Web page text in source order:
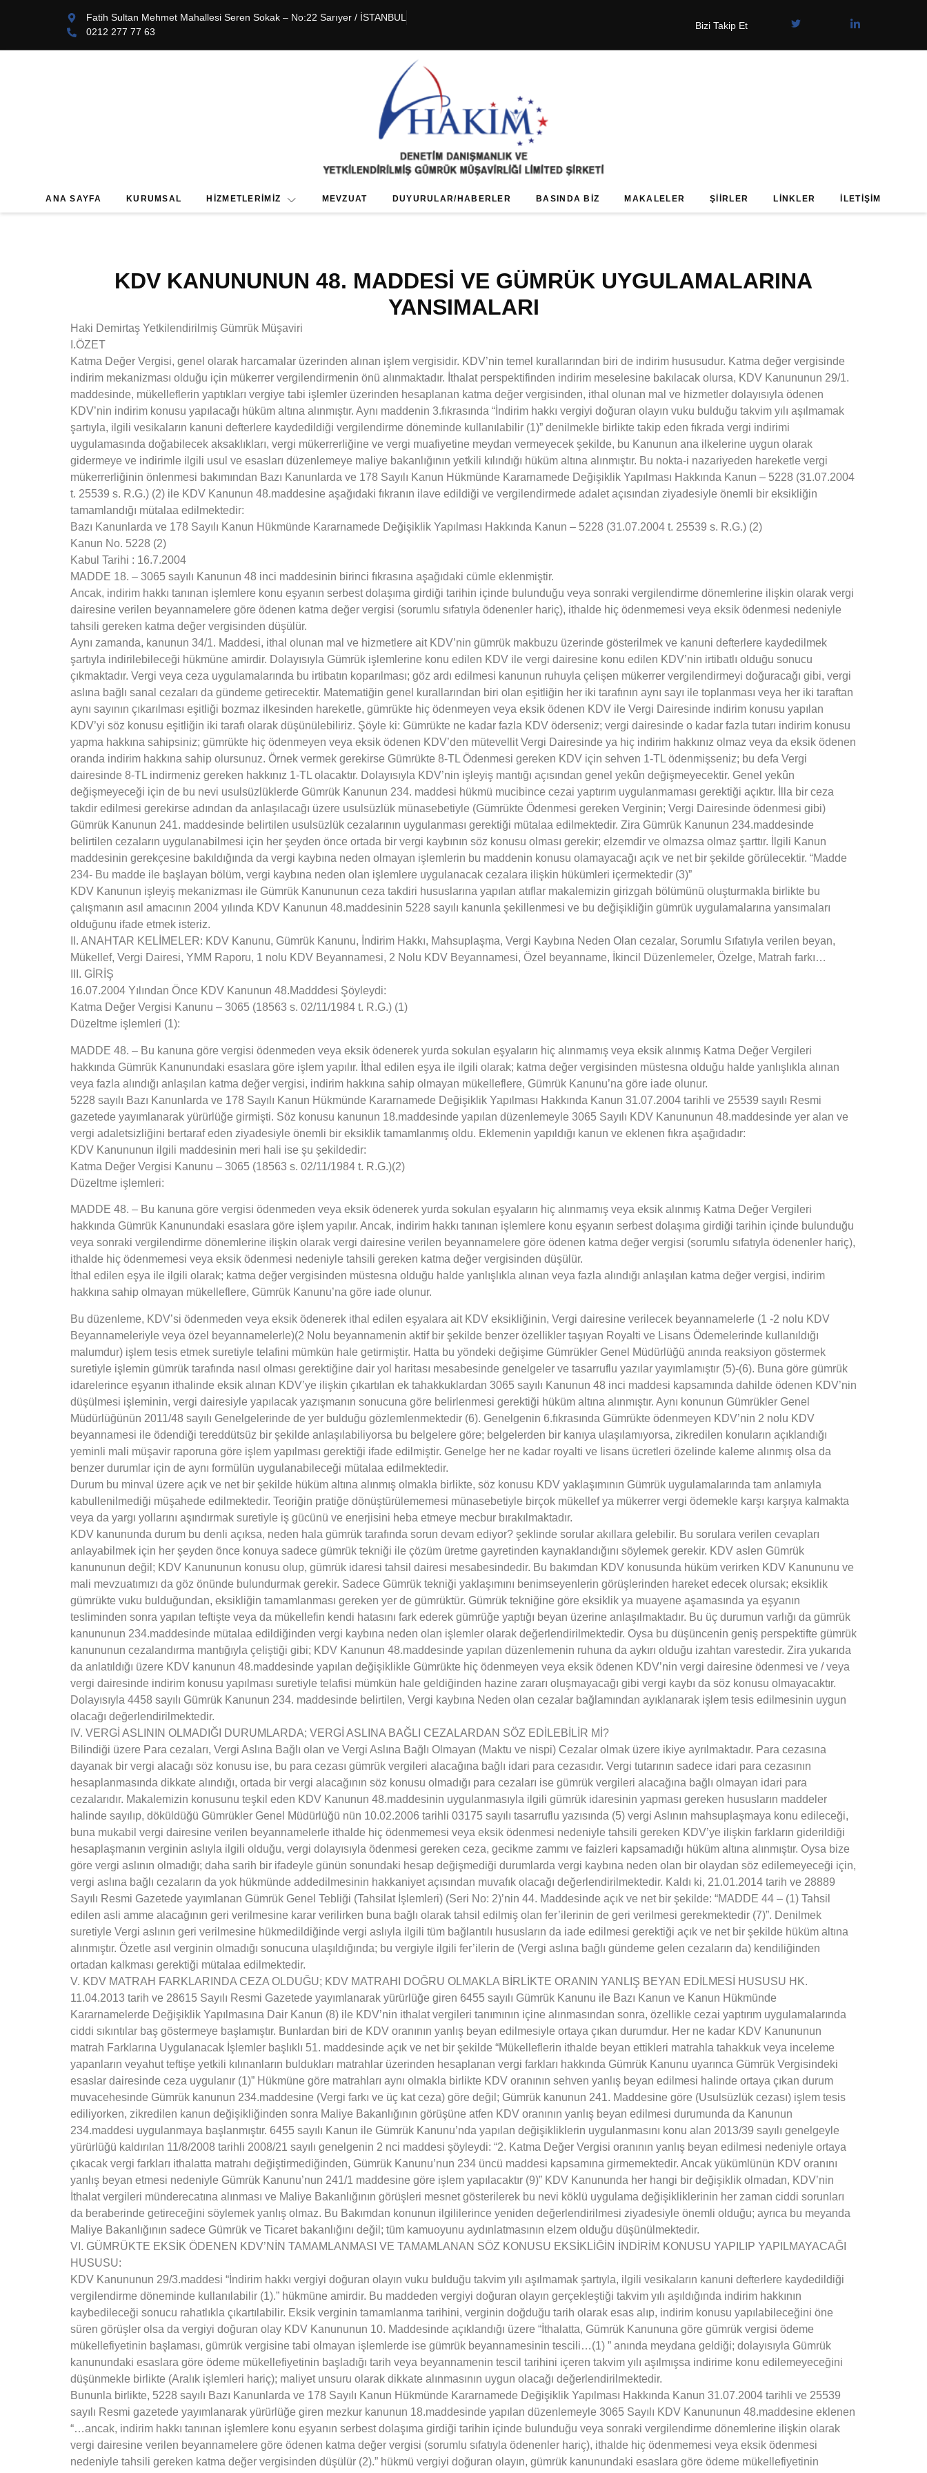
Fatih Sultan Mehmet Mahallesi Seren Sokak – No:22 Sarıyer / İSTANBUL
0212 277 77 63
Bizi Takip Et
ANA SAYFA KURUMSAL HIZMETLERIMIZ MEVZUAT DUYURULAR/HABERLER BASINDA BIZ MAKALELER ŞIIRLER LINKLER İLETIŞIM
KDV KANUNUNUN 48. MADDESİ VE GÜMRÜK UYGULAMALARINA
YANSIMALARI
Haki Demirtaş Yetkilendirilmiş Gümrük Müşaviri
I.ÖZET
Katma Değer Vergisi, genel olarak harcamalar üzerinden alınan işlem vergisidir. KDV’nin temel kurallarından biri de indirim hususudur. Katma değer vergisinde
indirim mekanizması olduğu için mükerrer vergilendirmenin önü alınmaktadır. İthalat perspektifinden indirim meselesine bakılacak olursa, KDV Kanununun 29/1.
maddesinde, mükelleflerin yaptıkları vergiye tabi işlemler üzerinden hesaplanan katma değer vergisinden, ithal olunan mal ve hizmetler dolayısıyla ödenen
KDV’nin indirim konusu yapılacağı hüküm altına alınmıştır. Aynı maddenin 3.fıkrasında “İndirim hakkı vergiyi doğuran olayın vuku bulduğu takvim yılı aşılmamak
şartıyla, ilgili vesikaların kanuni defterlere kaydedildiği vergilendirme döneminde kullanılabilir (1)” denilmekle birlikte takip eden fıkrada vergi indirimi
uygulamasında doğabilecek aksaklıkları, vergi mükerrerliğine ve vergi muafiyetine meydan vermeyecek şekilde, bu Kanunun ana ilkelerine uygun olarak
gidermeye ve indirimle ilgili usul ve esasları düzenlemeye maliye bakanlığının yetkili kılındığı hüküm altına alınmıştır. Bu nokta-i nazariyeden hareketle vergi
mükerrerliğinin önlenmesi bakımından Bazı Kanunlarda ve 178 Sayılı Kanun Hükmünde Kararnamede Değişiklik Yapılması Hakkında Kanun – 5228 (31.07.2004
t. 25539 s. R.G.) (2) ile KDV Kanunun 48.maddesine aşağıdaki fıkranın ilave edildiği ve vergilendirmede adalet açısından ziyadesiyle önemli bir eksikliğin
tamamlandığı mütalaa edilmektedir:
Bazı Kanunlarda ve 178 Sayılı Kanun Hükmünde Kararnamede Değişiklik Yapılması Hakkında Kanun – 5228 (31.07.2004 t. 25539 s. R.G.) (2)
Kanun No. 5228 (2)
Kabul Tarihi : 16.7.2004
MADDE 18. – 3065 sayılı Kanunun 48 inci maddesinin birinci fıkrasına aşağıdaki cümle eklenmiştir.
Ancak, indirim hakkı tanınan işlemlere konu eşyanın serbest dolaşıma girdiği tarihin içinde bulunduğu veya sonraki vergilendirme dönemlerine ilişkin olarak vergi
dairesine verilen beyannamelere göre ödenen katma değer vergisi (sorumlu sıfatıyla ödenenler hariç), ithalde hiç ödenmemesi veya eksik ödenmesi nedeniyle
tahsili gereken katma değer vergisinden düşülür.
Aynı zamanda, kanunun 34/1. Maddesi, ithal olunan mal ve hizmetlere ait KDV’nin gümrük makbuzu üzerinde gösterilmek ve kanuni defterlere kaydedilmek
şartıyla indirilebileceği hükmüne amirdir. Dolayısıyla Gümrük işlemlerine konu edilen KDV ile vergi dairesine konu edilen KDV’nin irtibatlı olduğu sonucu
çıkmaktadır. Vergi veya ceza uygulamalarında bu irtibatın koparılması; göz ardı edilmesi kanunun ruhuyla çelişen mükerrer vergilendirmeyi doğuracağı gibi, vergi
aslına bağlı sanal cezaları da gündeme getirecektir. Matematiğin genel kurallarından biri olan eşitliğin her iki tarafının aynı sayı ile toplanması veya her iki taraftan
aynı sayının çıkarılması eşitliği bozmaz ilkesinden hareketle, gümrükte hiç ödenmeyen veya eksik ödenen KDV ile Vergi Dairesinde indirim konusu yapılan
KDV’yi söz konusu eşitliğin iki tarafı olarak düşünülebiliriz. Şöyle ki: Gümrükte ne kadar fazla KDV öderseniz; vergi dairesinde o kadar fazla tutarı indirim konusu
yapma hakkına sahipsiniz; gümrükte hiç ödenmeyen veya eksik ödenen KDV’den mütevellit Vergi Dairesinde ya hiç indirim hakkınız olmaz veya da eksik ödenen
oranda indirim hakkına sahip olursunuz. Örnek vermek gerekirse Gümrükte 8-TL Ödenmesi gereken KDV için sehven 1-TL ödenmişseniz; bu defa Vergi
dairesinde 8-TL indirmeniz gereken hakkınız 1-TL olacaktır. Dolayısıyla KDV’nin işleyiş mantığı açısından genel yekûn değişmeyecektir. Genel yekûn
değişmeyeceği için de bu nevi usulsüzlüklerde Gümrük Kanunun 234. maddesi hükmü mucibince cezai yaptırım uygulanmaması gerektiği açıktır. İlla bir ceza
takdir edilmesi gerekirse adından da anlaşılacağı üzere usulsüzlük münasebetiyle (Gümrükte Ödenmesi gereken Verginin; Vergi Dairesinde ödenmesi gibi)
Gümrük Kanunun 241. maddesinde belirtilen usulsüzlük cezalarının uygulanması gerektiği mütalaa edilmektedir. Zira Gümrük Kanunun 234.maddesinde
belirtilen cezaların uygulanabilmesi için her şeyden önce ortada bir vergi kaybının söz konusu olması gerekir; elzemdir ve olmazsa olmaz şarttır. İlgili Kanun
maddesinin gerekçesine bakıldığında da vergi kaybına neden olmayan işlemlerin bu maddenin konusu olamayacağı açık ve net bir şekilde görülecektir. “Madde
234- Bu madde ile başlayan bölüm, vergi kaybına neden olan işlemlere uygulanacak cezalara ilişkin hükümleri içermektedir (3)”
KDV Kanunun işleyiş mekanizması ile Gümrük Kanununun ceza takdiri hususlarına yapılan atıflar makalemizin girizgah bölümünü oluşturmakla birlikte bu
çalışmanın asıl amacının 2004 yılında KDV Kanunun 48.maddesinin 5228 sayılı kanunla şekillenmesi ve bu değişikliğin gümrük uygulamalarına yansımaları
olduğunu ifade etmek isteriz.
II. ANAHTAR KELİMELER: KDV Kanunu, Gümrük Kanunu, İndirim Hakkı, Mahsuplaşma, Vergi Kaybına Neden Olan cezalar, Sorumlu Sıfatıyla verilen beyan,
Mükellef, Vergi Dairesi, YMM Raporu, 1 nolu KDV Beyannamesi, 2 Nolu KDV Beyannamesi, Özel beyanname, İkincil Düzenlemeler, Özelge, Matrah farkı…
III. GİRİŞ
16.07.2004 Yılından Önce KDV Kanunun 48.Madddesi Şöyleydi:
Katma Değer Vergisi Kanunu – 3065 (18563 s. 02/11/1984 t. R.G.) (1)
Düzeltme işlemleri (1):
MADDE 48. – Bu kanuna göre vergisi ödenmeden veya eksik ödenerek yurda sokulan eşyaların hiç alınmamış veya eksik alınmış Katma Değer Vergileri
hakkında Gümrük Kanunundaki esaslara göre işlem yapılır. İthal edilen eşya ile ilgili olarak; katma değer vergisinden müstesna olduğu halde yanlışlıkla alınan
veya fazla alındığı anlaşılan katma değer vergisi, indirim hakkına sahip olmayan mükelleflere, Gümrük Kanunu’na göre iade olunur.
5228 sayılı Bazı Kanunlarda ve 178 Sayılı Kanun Hükmünde Kararnamede Değişiklik Yapılması Hakkında Kanun 31.07.2004 tarihli ve 25539 sayılı Resmi
gazetede yayımlanarak yürürlüğe girmişti. Söz konusu kanunun 18.maddesinde yapılan düzenlemeyle 3065 Sayılı KDV Kanununun 48.maddesinde yer alan ve
vergi adaletsizliğini bertaraf eden ziyadesiyle önemli bir eksiklik tamamlanmış oldu. Eklemenin yapıldığı kanun ve eklenen fıkra aşağıdadır:
KDV Kanununun ilgili maddesinin meri hali ise şu şekildedir:
Katma Değer Vergisi Kanunu – 3065 (18563 s. 02/11/1984 t. R.G.)(2)
Düzeltme işlemleri:
MADDE 48. – Bu kanuna göre vergisi ödenmeden veya eksik ödenerek yurda sokulan eşyaların hiç alınmamış veya eksik alınmış Katma Değer Vergileri
hakkında Gümrük Kanunundaki esaslara göre işlem yapılır. Ancak, indirim hakkı tanınan işlemlere konu eşyanın serbest dolaşıma girdiği tarihin içinde bulunduğu
veya sonraki vergilendirme dönemlerine ilişkin olarak vergi dairesine verilen beyannamelere göre ödenen katma değer vergisi (sorumlu sıfatıyla ödenenler hariç),
ithalde hiç ödenmemesi veya eksik ödenmesi nedeniyle tahsili gereken katma değer vergisinden düşülür.
İthal edilen eşya ile ilgili olarak; katma değer vergisinden müstesna olduğu halde yanlışlıkla alınan veya fazla alındığı anlaşılan katma değer vergisi, indirim
hakkına sahip olmayan mükelleflere, Gümrük Kanunu’na göre iade olunur.
Bu düzenleme, KDV’si ödenmeden veya eksik ödenerek ithal edilen eşyalara ait KDV eksikliğinin, Vergi dairesine verilecek beyannamelerle (1 -2 nolu KDV
Beyannameleriyle veya özel beyannamelerle)(2 Nolu beyannamenin aktif bir şekilde benzer özellikler taşıyan Royalti ve Lisans Ödemelerinde kullanıldığı
malumdur) işlem tesis etmek suretiyle telafini mümkün hale getirmiştir. Hatta bu yöndeki değişime Gümrükler Genel Müdürlüğü anında reaksiyon göstermek
suretiyle işlemin gümrük tarafında nasıl olması gerektiğine dair yol haritası mesabesinde genelgeler ve tasarruflu yazılar yayımlamıştır (5)-(6). Buna göre gümrük
idarelerince eşyanın ithalinde eksik alınan KDV’ye ilişkin çıkartılan ek tahakkuklardan 3065 sayılı Kanunun 48 inci maddesi kapsamında dahilde ödenen KDV’nin
düşülmesi işleminin, vergi dairesiyle yapılacak yazışmanın sonucuna göre belirlenmesi gerektiği hüküm altına alınmıştır. Aynı konunun Gümrükler Genel
Müdürlüğünün 2011/48 sayılı Genelgelerinde de yer bulduğu gözlemlenmektedir (6). Genelgenin 6.fıkrasında Gümrükte ödenmeyen KDV’nin 2 nolu KDV
beyannamesi ile ödendiği tereddütsüz bir şekilde anlaşılabiliyorsa bu belgelere göre; belgelerden bir kanıya ulaşılamıyorsa, zikredilen konuların açıklandığı
yeminli mali müşavir raporuna göre işlem yapılması gerektiği ifade edilmiştir. Genelge her ne kadar royalti ve lisans ücretleri özelinde kaleme alınmış olsa da
benzer durumlar için de aynı formülün uygulanabileceği mütalaa edilmektedir.
Durum bu minval üzere açık ve net bir şekilde hüküm altına alınmış olmakla birlikte, söz konusu KDV yaklaşımının Gümrük uygulamalarında tam anlamıyla
kabullenilmediği müşahede edilmektedir. Teoriğin pratiğe dönüştürülememesi münasebetiyle birçok mükellef ya mükerrer vergi ödemekle karşı karşıya kalmakta
veya da yargı yollarını aşındırmak suretiyle iş gücünü ve enerjisini heba etmeye mecbur bırakılmaktadır.
KDV kanununda durum bu denli açıksa, neden hala gümrük tarafında sorun devam ediyor? şeklinde sorular akıllara gelebilir. Bu sorulara verilen cevapları
anlayabilmek için her şeyden önce konuya sadece gümrük tekniği ile çözüm üretme gayretinden kaynaklandığını söylemek gerekir. KDV aslen Gümrük
kanununun değil; KDV Kanununun konusu olup, gümrük idaresi tahsil dairesi mesabesindedir. Bu bakımdan KDV konusunda hüküm verirken KDV Kanununu ve
mali mevzuatımızı da göz önünde bulundurmak gerekir. Sadece Gümrük tekniği yaklaşımını benimseyenlerin görüşlerinden hareket edecek olursak; eksiklik
gümrükte vuku bulduğundan, eksikliğin tamamlanması gereken yer de gümrüktür. Gümrük tekniğine göre eksiklik ya muayene aşamasında ya eşyanın
tesliminden sonra yapılan teftişte veya da mükellefin kendi hatasını fark ederek gümrüğe yaptığı beyan üzerine anlaşılmaktadır. Bu üç durumun varlığı da gümrük
kanununun 234.maddesinde mütalaa edildiğinden vergi kaybına neden olan işlemler olarak değerlendirilmektedir. Oysa bu düşüncenin geniş perspektifte gümrük
kanununun cezalandırma mantığıyla çeliştiği gibi; KDV Kanunun 48.maddesinde yapılan düzenlemenin ruhuna da aykırı olduğu izahtan varestedir. Zira yukarıda
da anlatıldığı üzere KDV kanunun 48.maddesinde yapılan değişiklikle Gümrükte hiç ödenmeyen veya eksik ödenen KDV’nin vergi dairesine ödenmesi ve / veya
vergi dairesinde indirim konusu yapılması suretiyle telafisi mümkün hale geldiğinden hazine zararı oluşmayacağı gibi vergi kaybı da söz konusu olmayacaktır.
Dolayısıyla 4458 sayılı Gümrük Kanunun 234. maddesinde belirtilen, Vergi kaybına Neden olan cezalar bağlamından ayıklanarak işlem tesis edilmesinin uygun
olacağı değerlendirilmektedir.
IV. VERGİ ASLININ OLMADIĞI DURUMLARDA; VERGİ ASLINA BAĞLI CEZALARDAN SÖZ EDİLEBİLİR Mİ?
Bilindiği üzere Para cezaları, Vergi Aslına Bağlı olan ve Vergi Aslına Bağlı Olmayan (Maktu ve nispi) Cezalar olmak üzere ikiye ayrılmaktadır. Para cezasına
dayanak bir vergi alacağı söz konusu ise, bu para cezası gümrük vergileri alacağına bağlı idari para cezasıdır. Vergi tutarının sadece idari para cezasının
hesaplanmasında dikkate alındığı, ortada bir vergi alacağının söz konusu olmadığı para cezaları ise gümrük vergileri alacağına bağlı olmayan idari para
cezalarıdır. Makalemizin konusunu teşkil eden KDV Kanunun 48.maddesinin uygulanmasıyla ilgili gümrük idaresinin yapması gereken hususların maddeler
halinde sayılıp, döküldüğü Gümrükler Genel Müdürlüğü nün 10.02.2006 tarihli 03175 sayılı tasarruflu yazısında (5) vergi Aslının mahsuplaşmaya konu edileceği,
buna mukabil vergi dairesine verilen beyannamelerle ithalde hiç ödenmemesi veya eksik ödenmesi nedeniyle tahsili gereken KDV’ye ilişkin farkların giderildiği
hesaplaşmanın verginin aslıyla ilgili olduğu, vergi dolayısıyla ödenmesi gereken ceza, gecikme zammı ve faizleri kapsamadığı hüküm altına alınmıştır. Oysa bize
göre vergi aslının olmadığı; daha sarih bir ifadeyle günün sonundaki hesap değişmediği durumlarda vergi kaybına neden olan bir olaydan söz edilemeyeceği için,
vergi aslına bağlı cezaların da yok hükmünde addedilmesinin hakkaniyet açısından muvafık olacağı değerlendirilmektedir. Kaldı ki, 21.01.2014 tarih ve 28889
Sayılı Resmi Gazetede yayımlanan Gümrük Genel Tebliği (Tahsilat İşlemleri) (Seri No: 2)’nin 44. Maddesinde açık ve net bir şekilde: “MADDE 44 – (1) Tahsil
edilen asli amme alacağının geri verilmesine karar verilirken buna bağlı olarak tahsil edilmiş olan fer’ilerinin de geri verilmesi gerekmektedir (7)”. Denilmek
suretiyle Vergi aslının geri verilmesine hükmedildiğinde vergi aslıyla ilgili tüm bağlantılı hususların da iade edilmesi gerektiği açık ve net bir şekilde hüküm altına
alınmıştır. Özetle asıl verginin olmadığı sonucuna ulaşıldığında; bu vergiyle ilgili fer’ilerin de (Vergi aslına bağlı gündeme gelen cezaların da) kendiliğinden
ortadan kalkması gerektiği mütalaa edilmektedir.
V. KDV MATRAH FARKLARINDA CEZA OLDUĞU; KDV MATRAHI DOĞRU OLMAKLA BİRLİKTE ORANIN YANLIŞ BEYAN EDİLMESİ HUSUSU HK.
11.04.2013 tarih ve 28615 Sayılı Resmi Gazetede yayımlanarak yürürlüğe giren 6455 sayılı Gümrük Kanunu ile Bazı Kanun ve Kanun Hükmünde
Kararnamelerde Değişiklik Yapılmasına Dair Kanun (8) ile KDV’nin ithalat vergileri tanımının içine alınmasından sonra, özellikle cezai yaptırım uygulamalarında
ciddi sıkıntılar baş göstermeye başlamıştır. Bunlardan biri de KDV oranının yanlış beyan edilmesiyle ortaya çıkan durumdur. Her ne kadar KDV Kanununun
matrah Farklarına Uygulanacak İşlemler başlıklı 51. maddesinde açık ve net bir şekilde “Mükelleflerin ithalde beyan ettikleri matrahla tahakkuk veya inceleme
yapanların veyahut teftişe yetkili kılınanların buldukları matrahlar üzerinden hesaplanan vergi farkları hakkında Gümrük Kanunu uyarınca Gümrük Vergisindeki
esaslar dairesinde ceza uygulanır (1)” Hükmüne göre matrahları aynı olmakla birlikte KDV oranının sehven yanlış beyan edilmesi halinde ortaya çıkan durum
muvacehesinde Gümrük kanunun 234.maddesine (Vergi farkı ve üç kat ceza) göre değil; Gümrük kanunun 241. Maddesine göre (Usulsüzlük cezası) işlem tesis
ediliyorken, zikredilen kanun değişikliğinden sonra Maliye Bakanlığının görüşüne atfen KDV oranının yanlış beyan edilmesi durumunda da Kanunun
234.maddesi uygulanmaya başlanmıştır. 6455 sayılı Kanun ile Gümrük Kanunu’nda yapılan değişikliklerin uygulanmasını konu alan 2013/39 sayılı genelgeyle
yürürlüğü kaldırılan 11/8/2008 tarihli 2008/21 sayılı genelgenin 2 nci maddesi şöyleydi: “2. Katma Değer Vergisi oranının yanlış beyan edilmesi nedeniyle ortaya
çıkacak vergi farkları ithalatta matrahı değiştirmediğinden, Gümrük Kanunu’nun 234 üncü maddesi kapsamına girmemektedir. Ancak yükümlünün KDV oranını
yanlış beyan etmesi nedeniyle Gümrük Kanunu’nun 241/1 maddesine göre işlem yapılacaktır (9)” KDV Kanununda her hangi bir değişiklik olmadan, KDV’nin
İthalat vergileri münderecatına alınması ve Maliye Bakanlığının görüşleri mesnet gösterilerek bu nevi köklü uygulama değişikliklerinin her zaman ciddi sorunları
da beraberinde getireceğini söylemek yanlış olmaz. Bu Bakımdan konunun ilgililerince yeniden değerlendirilmesi ziyadesiyle önemli olduğu; ayrıca bu meyanda
Maliye Bakanlığının sadece Gümrük ve Ticaret bakanlığını değil; tüm kamuoyunu aydınlatmasının elzem olduğu düşünülmektedir.
VI. GÜMRÜKTE EKSİK ÖDENEN KDV’NİN TAMAMLANMASI VE TAMAMLANAN SÖZ KONUSU EKSİKLİĞİN İNDİRİM KONUSU YAPILIP YAPILMAYACAĞI
HUSUSU:
KDV Kanununun 29/3.maddesi “İndirim hakkı vergiyi doğuran olayın vuku bulduğu takvim yılı aşılmamak şartıyla, ilgili vesikaların kanuni defterlere kaydedildiği
vergilendirme döneminde kullanılabilir (1).” hükmüne amirdir. Bu maddeden vergiyi doğuran olayın gerçekleştiği takvim yılı aşıldığında indirim hakkının
kaybedileceği sonucu rahatlıkla çıkartılabilir. Eksik verginin tamamlanma tarihini, verginin doğduğu tarih olarak esas alıp, indirim konusu yapılabileceğini öne
süren görüşler olsa da vergiyi doğuran olay KDV Kanununun 10. Maddesinde açıklandığı üzere “İthalatta, Gümrük Kanununa göre gümrük vergisi ödeme
mükellefiyetinin başlaması, gümrük vergisine tabi olmayan işlemlerde ise gümrük beyannamesinin tescili…(1) ” anında meydana geldiği; dolayısıyla Gümrük
kanunundaki esaslara göre ödeme mükellefiyetinin başladığı tarih veya beyannamenin tescil tarihini içeren takvim yılı aşılmışsa indirime konu edilemeyeceğini
düşünmekle birlikte (Aralık işlemleri hariç); maliyet unsuru olarak dikkate alınmasının uygun olacağı değerlendirilmektedir.
Bununla birlikte, 5228 sayılı Bazı Kanunlarda ve 178 Sayılı Kanun Hükmünde Kararnamede Değişiklik Yapılması Hakkında Kanun 31.07.2004 tarihli ve 25539
sayılı Resmi gazetede yayımlanarak yürürlüğe giren mezkur kanunun 18.maddesinde yapılan düzenlemeyle 3065 Sayılı KDV Kanununun 48.maddesine eklenen
“…ancak, indirim hakkı tanınan işlemlere konu eşyanın serbest dolaşıma girdiği tarihin içinde bulunduğu veya sonraki vergilendirme dönemlerine ilişkin olarak
vergi dairesine verilen beyannamelere göre ödenen katma değer vergisi (sorumlu sıfatıyla ödenenler hariç), ithalde hiç ödenmemesi veya eksik ödenmesi
nedeniyle tahsili gereken katma değer vergisinden düşülür (2).” hükmü vergiyi doğuran olayın, gümrük kanunundaki esaslara göre ödeme mükellefiyetinin